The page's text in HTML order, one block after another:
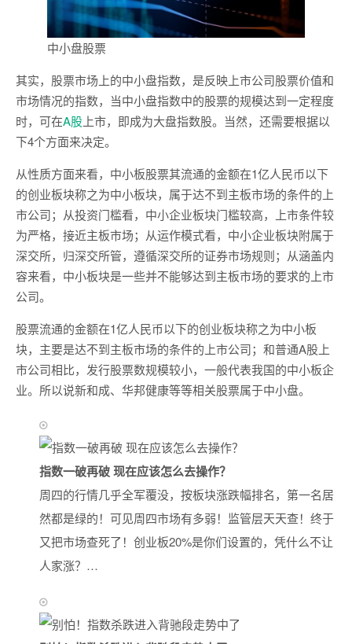
中小盘股票
其实，股票市场上的中小盘指数，是反映上市公司股票价值和
市场情况的指数，当中小盘指数中的股票的规模达到一定程度
时，可在A股 上市，即成为大盘指数股。当然，还需要根据以
下4个方面来决定。
从性质方面来看，中小板股票其流通的金额在1亿人民币以下
的创业板块称之为中小板块，属于达不到主板市场的条件的上
市公司；从投资门槛看，中小企业板块门槛较高，上市条件较
为严格，接近主板市场；从运作模式看，中小企业板块附属于
深交所，归深交所管，遵循深交所的证券市场规则；从涵盖内
容来看，中小板块是一些并不能够达到主板市场的要求的上市
公司。
股票流通的金额在1亿人民币以下的创业板块称之为中小板
块，主要是达不到主板市场的条件的上市公司；和普通A股上
市公司相比，发行股票数规模较小，一般代表我国的中小板企
业。所以说新和成、华邦健康等等相关股票属于中小盘。
指数一破再破 现在应该怎么去操作？
周四的行情几乎全军覆没，按板块涨跌幅排名，第一名居
然都是绿的！可见周四市场有多弱！监管层天天查！终于
又把市场查死了！创业板20%是你们设置的，凭什么不让
人家涨？…